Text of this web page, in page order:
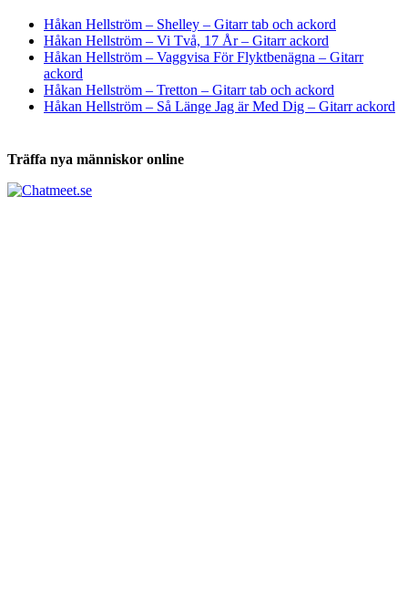
Håkan Hellström – Shelley – Gitarr tab och ackord
Håkan Hellström – Vi Två, 17 År – Gitarr ackord
Håkan Hellström – Vaggvisa För Flyktbenägna – Gitarr
ackord
Håkan Hellström – Tretton – Gitarr tab och ackord
Håkan Hellström – Så Länge Jag är Med Dig – Gitarr ackord
Träffa nya människor online